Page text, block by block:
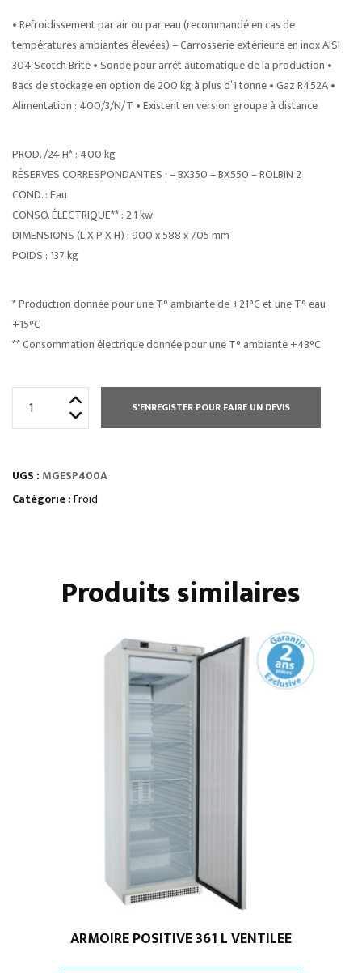
• Refroidissement par air ou par eau (recommandé en cas de
températures ambiantes élevées) – Carrosserie extérieure en inox AISI
304 Scotch Brite • Sonde pour arrêt automatique de la production •
Bacs de stockage en option de 200 kg à plus d’1 tonne • Gaz R452A •
Alimentation : 400/3/N/T • Existent en version groupe à distance
PROD. /24 H* : 400 kg
RÉSERVES CORRESPONDANTES : – BX350 – BX550 – ROLBIN 2
COND. : Eau
CONSO. ÉLECTRIQUE** : 2,1 kw
DIMENSIONS (L X P X H) : 900 x 588 x 705 mm
POIDS : 137 kg
* Production donnée pour une T° ambiante de +21°C et une T° eau
+15°C
** Consommation électrique donnée pour une T° ambiante +43°C
GLACE
ÉCAILLES
S'ENREGISTER POUR FAIRE UN DEVIS
UGS : MGESP400A
Catégorie :Froid
Produits similaires
ARMOIRE POSITIVE 361 L VENTILEE